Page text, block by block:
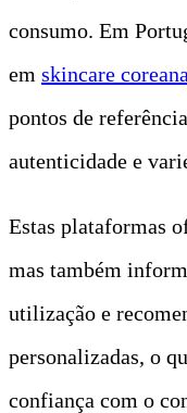
consumo. Em
em skincare coreana
pontos de
autenticidade e
Estas plataformas
mas também
utilização e
personalizadas, o
confiança com o